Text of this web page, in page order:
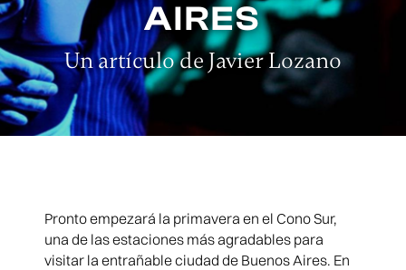
AIRES
Un artículo de Javier Lozano
Pronto empezará la primavera en el Cono Sur,
una de las estaciones más agradables para
visitar la entrañable ciudad de Buenos Aires. En